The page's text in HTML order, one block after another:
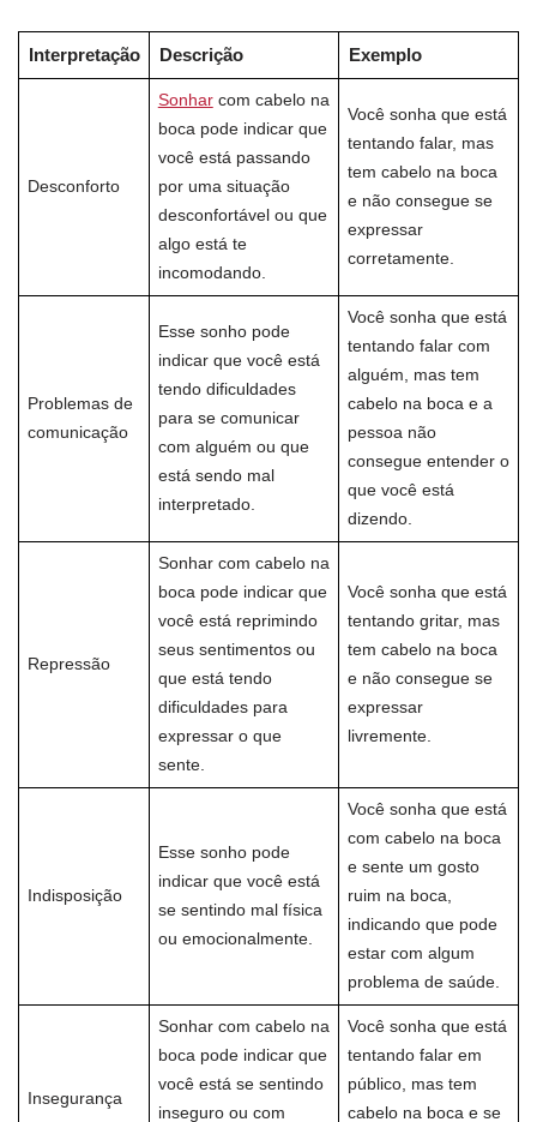
Interpretação Descrição Exemplo
Desconforto
Sonharcom cabelo na
boca pode indicar que
você está passando
por uma situação
desconfortável ou que
algo está te
incomodando.
Você sonha que está
tentando falar, mas
tem cabelo na boca
e não consegue se
expressar
corretamente.
Problemas de
comunicação
Esse sonho pode
indicar que você está
tendo dificuldades
para se comunicar
com alguém ou que
está sendo mal
interpretado.
Você sonha que está
tentando falar com
alguém, mas tem
cabelo na boca e a
pessoa não
consegue entender o
que você está
dizendo.
Repressão
Sonhar com cabelo na
boca pode indicar que
você está reprimindo
seus sentimentos ou
que está tendo
dificuldades para
expressar o que
sente.
Você sonha que está
tentando gritar, mas
tem cabelo na boca
e não consegue se
expressar
livremente.
Indisposição
Esse sonho pode
indicar que você está
se sentindo mal física
ou emocionalmente.
Você sonha que está
com cabelo na boca
e sente um gosto
ruim na boca,
indicando que pode
estar com algum
problema de saúde.
Insegurança
Sonhar com cabelo na
boca pode indicar que
você está se sentindo
inseguro ou com
Você sonha que está
tentando falar em
público, mas tem
cabelo na boca e se